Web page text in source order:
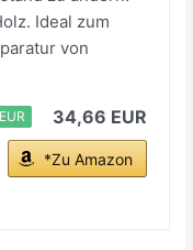
Ideal zum
von
34,66 EUR
*Zu Amazon